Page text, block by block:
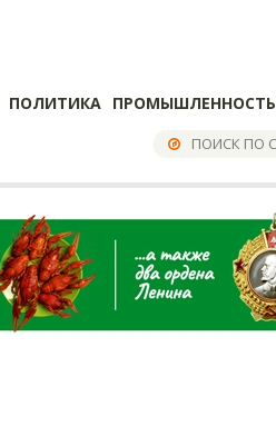
ПОЛИТИКА ПРОМЫШЛЕННОСТЬ